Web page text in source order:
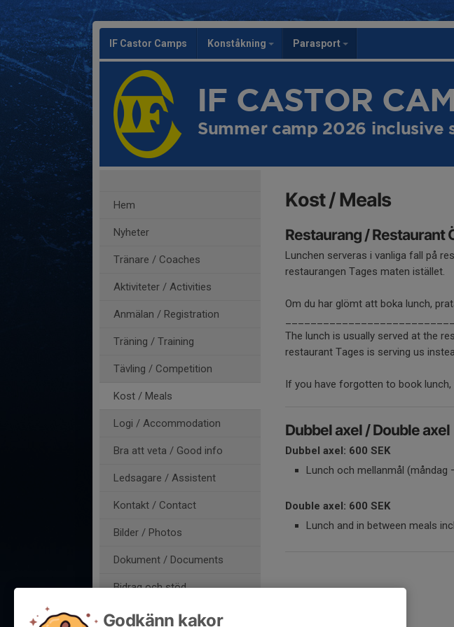
IF Castor Camps Konståkning Parasport
IF CASTOR
Summer camp 2026 inclusive
Hem
Nyheter
Tränare / Coaches
Aktiviteter / Activities
Anmälan / Registration
Träning / Training
Tävling / Competition
Kost / Meals
Logi / Accommodation
Bra att veta / Good info
Ledsagare / Assistent
Kontakt / Contact
Bilder / Photos
Dokument / Documents
Bidrag och stöd
Kost / Meals
Restaurang / Restaurant
Lunchen serveras i vanliga fall på
restaurangen Tages maten istället.
Om du har glömt att boka lunch,
The lunch is usually served at the
restaurant Tages is serving us
If you have forgotten to book lunch,
Dubbel axel / Double axel
Dubbel axel: 600 SEK
Lunch och mellanmål (måndag
Double axel: 600 SEK
Lunch and in between meals
Godkänn kakor